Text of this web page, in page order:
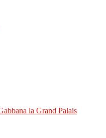
la Grand Palais